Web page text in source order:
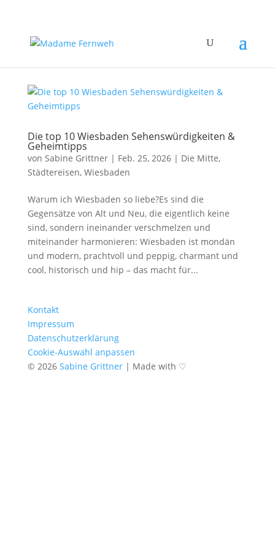
Die top 10 Wiesbaden Sehenswürdigkeiten &
Geheimtipps
von Sabine Grittner| Feb. 25, 2026| Die Mitte,
Städtereisen, Wiesbaden
Warum ich Wiesbaden so liebe?Es sind die
Gegensätze von Alt und Neu, die eigentlich keine
sind, sondern ineinander verschmelzen und
miteinander harmonieren: Wiesbaden ist mondän
und modern, prachtvoll und peppig, charmant und
cool, historisch und hip – das macht für...
Kontakt
Impressum
Datenschutzerklärung
Cookie-Auswahl anpassen
© 2026 Sabine Grittner | Made with ♡